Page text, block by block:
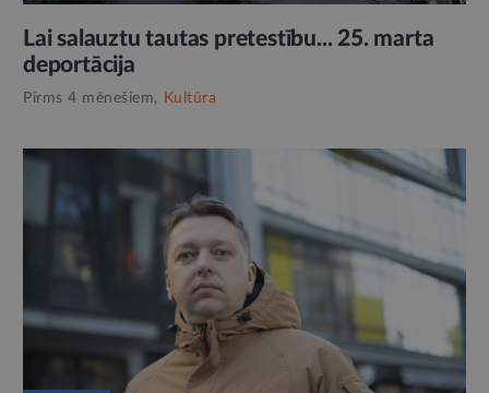
Lai salauztu tautas pretestību... 25. marta
deportācija
Pirms 4 mēnešiem, Kultūra